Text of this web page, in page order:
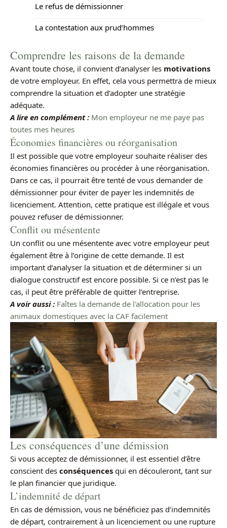
Le refus de démissionner
La contestation aux prud’hommes
Comprendre les raisons de la demande
Avant toute chose, il convient d’analyser les motivations
de votre employeur. En effet, cela vous permettra de mieux
comprendre la situation et d’adopter une stratégie
adéquate.
A lire en complément : Mon employeur ne me paye pas
toutes mes heures
Économies financières ou réorganisation
Il est possible que votre employeur souhaite réaliser des
économies financières ou procéder à une réorganisation.
Dans ce cas, il pourrait être tenté de vous demander de
démissionner pour éviter de payer les indemnités de
licenciement. Attention, cette pratique est illégale et vous
pouvez refuser de démissionner.
Conflit ou mésentente
Un conflit ou une mésentente avec votre employeur peut
également être à l’origine de cette demande. Il est
important d’analyser la situation et de déterminer si un
dialogue constructif est encore possible. Si ce n’est pas le
cas, il peut être préférable de quitter l’entreprise.
A voir aussi : Faîtes la demande de l'allocation pour les
animaux domestiques avec la CAF facilement
Les conséquences d’une démission
Si vous acceptez de démissionner, il est essentiel d’être
conscient des conséquences qui en découleront, tant sur
le plan financier que juridique.
L’indemnité de départ
En cas de démission, vous ne bénéficiez pas d’indemnités
de départ, contrairement à un licenciement ou une rupture